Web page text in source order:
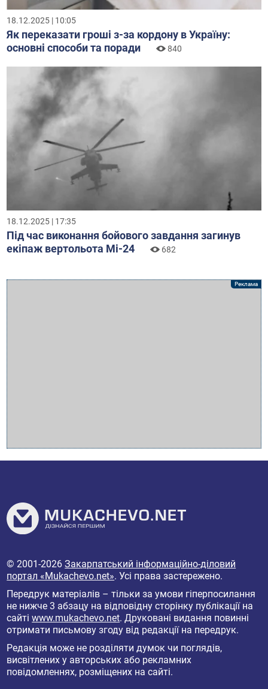
18.12.2025 | 10:05
Як переказати гроші з-за кордону в Україну:
основні способи та поради
840
18.12.2025 | 17:35
Під час виконання бойового завдання загинув
екіпаж вертольота Мі-24
682
© 2001-2026Закарпатський інформаційно-діловий
портал «Mukachevo.net». Усі права застережено.
Передрук матеріалів – тільки за умови гіперпосилання
не нижче 3 абзацу на відповідну сторінку публікації на
сайтіwww.mukachevo.net. Друковані видання повинні
отримати письмову згоду від редакції на передрук.
Редакція може не розділяти думок чи поглядів,
висвітлених у авторських або рекламних
повідомленнях, розміщених на сайті.